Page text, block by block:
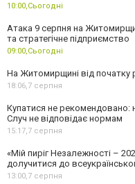
10:00,Сьогодні
Атака 9 серпня на
та стратегічне підприємство
09:00,Сьогодні
На Житомирщині від початку
18:06,7 серпня
Купатися не рекомендовано:
Случ не відповідає нормам
15:17,7 серпня
«Мій пиріг Незалежності –
долучитися до
13:00,7 серпня